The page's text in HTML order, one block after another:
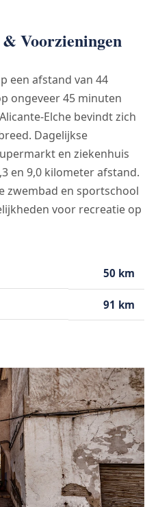
Voorzieningen
een afstand van 44
ongeveer 45 minuten
Elche bevindt zich
Dagelijkse
en ziekenhuis
en 9,0 kilometer afstand.
zwembad en sportschool
voor recreatie op
50 km
91 km